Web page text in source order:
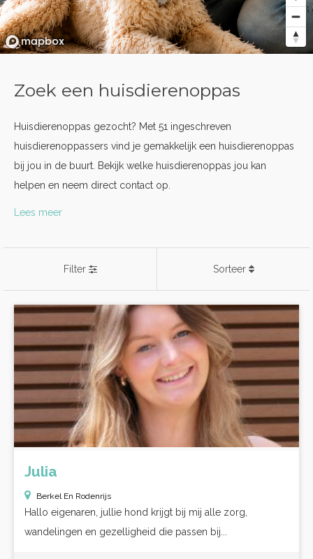
Zoek een huisdierenoppas
Huisdierenoppas gezocht? Met 51 ingeschreven
huisdierenoppassers vind je gemakkelijk een huisdierenoppas
bij jou in de buurt. Bekijk welke huisdierenoppas jou kan
helpen en neem direct contact op.
Lees meer
Filter Sorteer
Julia
Berkel En Rodenrijs
Hallo eigenaren, jullie hond krijgt bij mij alle zorg,
wandelingen en gezelligheid die passen bij...